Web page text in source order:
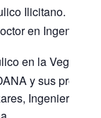
Ilicitano. Nos
en
en la Vega
y sus
Ingeniero